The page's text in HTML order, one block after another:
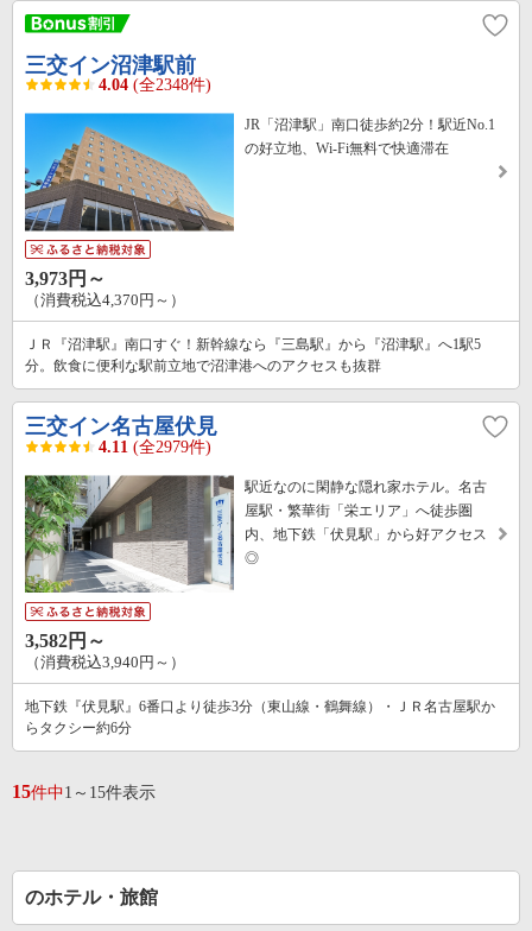
三交イン沼津駅前
4.04 (全2348件)
JR「沼津駅」南口徒歩約2分！駅近No.1
の好立地、Wi-Fi無料で快適滞在
3,973円～
（消費税込4,370円～）
ＪＲ『沼津駅』南口すぐ！新幹線なら『三島駅』から『沼津駅』へ1駅5
分。飲食に便利な駅前立地で沼津港へのアクセスも抜群
三交イン名古屋伏見
4.11 (全2979件)
駅近なのに閑静な隠れ家ホテル。名古
屋駅・繁華街「栄エリア」へ徒歩圏
内、地下鉄「伏見駅」から好アクセス
◎
3,582円～
（消費税込3,940円～）
地下鉄『伏見駅』6番口より徒歩3分（東山線・鶴舞線）・ＪＲ名古屋駅か
らタクシー約6分
15件中1～15件表示
のホテル・旅館